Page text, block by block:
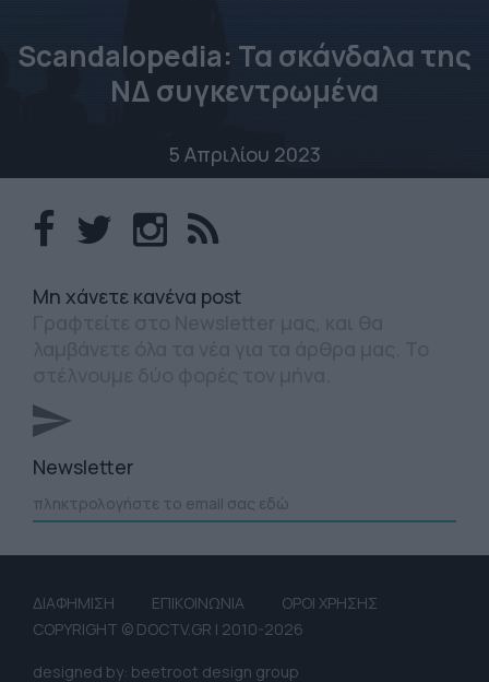
Scandalopedia: Τα σκάνδαλα της
ΝΔ συγκεντρωμένα
5 Απριλίου 2023
Mη χάνετε κανένα post
Newsletter
ΔΙΑΦΗΜΙΣΗ ΕΠΙΚΟΙΝΩΝΙΑ
ΟΡΟΙ ΧΡΗΣΗΣ
COPYRIGHT © DOCTV.GR | 2010-2026
designed by: beetroot design group